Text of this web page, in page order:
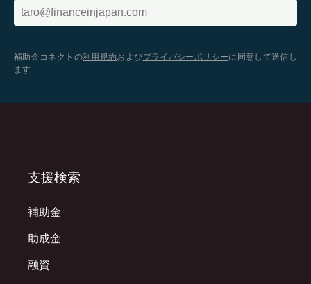
補助金コネクトの利用規約およびプライバシーポリシーに同意して送信し
ます
支援検索
補助金
助成金
融資